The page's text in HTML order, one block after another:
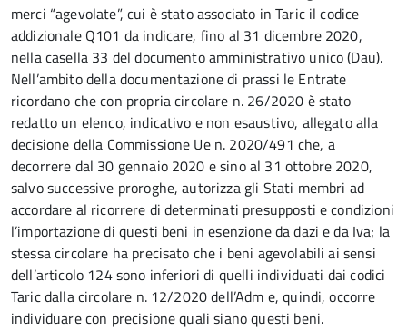
merci “agevolate”, cui è stato associato in Taric il codice
addizionale Q101 da indicare, fino al 31 dicembre 2020,
nella casella 33 del documento amministrativo unico (Dau).
Nell’ambito della documentazione di prassi le Entrate
ricordano che con propria circolare n. 26/2020 è stato
redatto un elenco, indicativo e non esaustivo, allegato alla
decisione della Commissione Ue n. 2020/491 che, a
decorrere dal 30 gennaio 2020 e sino al 31 ottobre 2020,
salvo successive proroghe, autorizza gli Stati membri ad
accordare al ricorrere di determinati presupposti e condizioni
l’importazione di questi beni in esenzione da dazi e da Iva; la
stessa circolare ha precisato che i beni agevolabili ai sensi
dell’articolo 124 sono inferiori di quelli individuati dai codici
Taric dalla circolare n. 12/2020 dell’Adm e, quindi, occorre
individuare con precisione quali siano questi beni.